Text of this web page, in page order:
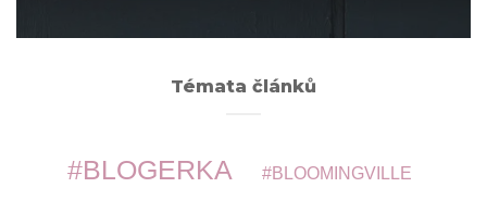
Témata článků
BLOGERKA BLOOMINGVILLE